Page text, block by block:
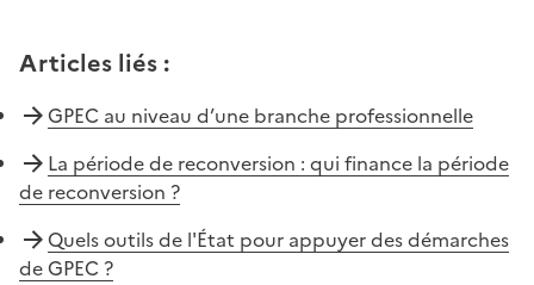
Articles liés :
GPEC au niveau d’une branche professionnelle
La période de reconversion : qui finance la période
de reconversion ?
Quels outils de l'État pour appuyer des démarches
de GPEC ?